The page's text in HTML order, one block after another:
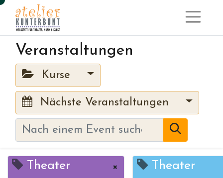
Veranstaltungen
Kurse
Nächste Veranstaltungen
Theater
×
Theater